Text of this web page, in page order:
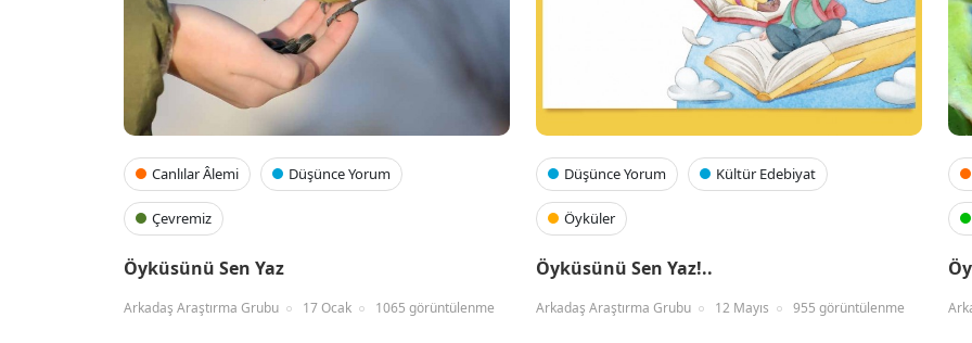
Canlılar Âlemi Düşünce Yorum
Çevremiz
Öyküsünü Sen Yaz
Arkadaş Araştırma Grubu 17 Ocak 1065 görüntülenme
Düşünce Yorum Kültür Edebiyat
Öyküler
Öyküsünü Sen Yaz!..
Arkadaş Araştırma Grubu 12 Mayıs 955 görüntülenme